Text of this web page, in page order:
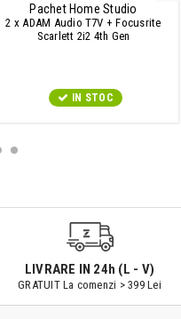
Pachet Home Studio
2 x ADAM Audio T7V + Focusrite
Scarlett 2i2 4th Gen
IN STOC
LIVRARE IN 24h (L - V)
GRATUIT La comenzi > 399 Lei